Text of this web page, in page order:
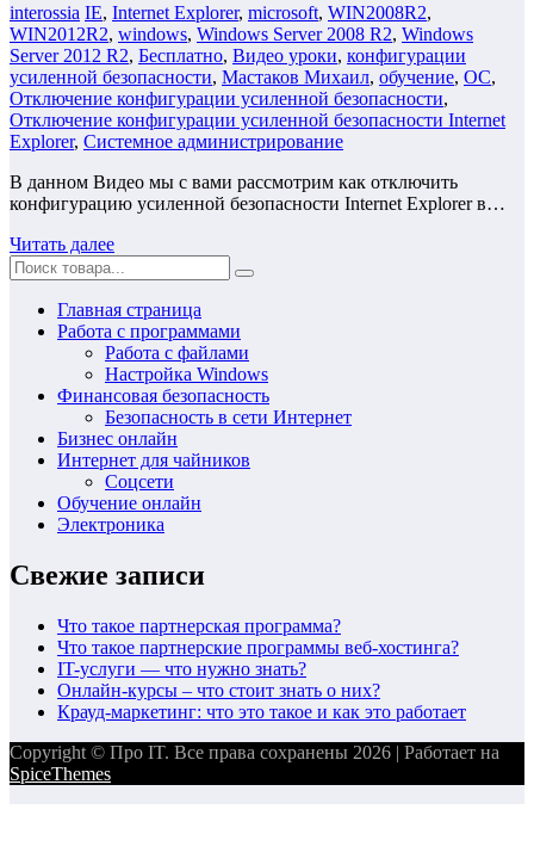
interossia IE, Internet Explorer, microsoft, WIN2008R2,
WIN2012R2, windows, Windows Server 2008 R2, Windows
Server 2012 R2, Бесплатно, Видео уроки, конфигурации
усиленной безопасности, Мастаков Михаил, обучение, ОС,
Отключение конфигурации усиленной безопасности,
Отключение конфигурации усиленной безопасности Internet
Explorer, Системное администрирование
В данном Видео мы с вами рассмотрим как отключить
конфигурацию усиленной безопасности Internet Explorer в…
Читать далее
Главная страница
Работа с программами
Работа с файлами
Настройка Windows
Финансовая безопасность
Безопасность в сети Интернет
Бизнес онлайн
Интернет для чайников
Соцсети
Обучение онлайн
Электроника
Свежие записи
Что такое партнерская программа?
Что такое партнерские программы веб-хостинга?
IT-услуги — что нужно знать?
Онлайн-курсы – что стоит знать о них?
Крауд-маркетинг: что это такое и как это работает
Copyright © Про IT. Все права сохранены 2026 | Работает на
SpiceThemes